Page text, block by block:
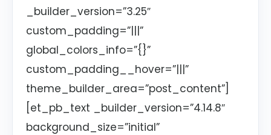
_builder_version=”3.25″
custom_padding=”|||”
global_colors_info=”{}”
custom_padding__hover=”|||”
theme_builder_area=”post_content”]
[et_pb_text _builder_version=”4.14.8″
background_size=”initial”